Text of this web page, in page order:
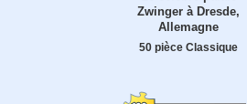
Zwinger à Dresde,
Allemagne
50 pièce Classique